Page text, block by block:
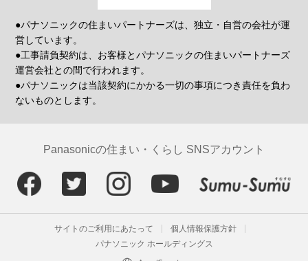
●パナソニックの住まいパートナーズは、独立・自営の会社が運
営しています。
●工事請負契約は、お客様とパナソニックの住まいパートナーズ
運営会社との間で行われます。
●パナソニックは当該契約にかかる一切の事項につき責任を負わ
ないものとします。
Panasonicの住まい・くらし SNSアカウント
サイトのご利用にあたって
個人情報保護方針
パナソニック ホールディングス